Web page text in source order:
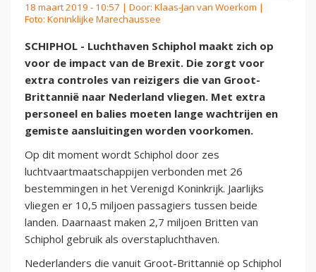
18 maart 2019 - 10:57 | Door: Klaas-Jan van Woerkom |
Foto: Koninklijke Marechaussee
SCHIPHOL - Luchthaven Schiphol maakt zich op
voor de impact van de Brexit. Die zorgt voor
extra controles van reizigers die van Groot-
Brittannië naar Nederland vliegen. Met extra
personeel en balies moeten lange wachtrijen en
gemiste aansluitingen worden voorkomen.
Op dit moment wordt Schiphol door zes
luchtvaartmaatschappijen verbonden met 26
bestemmingen in het Verenigd Koninkrijk. Jaarlijks
vliegen er 10,5 miljoen passagiers tussen beide
landen. Daarnaast maken 2,7 miljoen Britten van
Schiphol gebruik als overstapluchthaven.
Nederlanders die vanuit Groot-Brittannië op Schiphol